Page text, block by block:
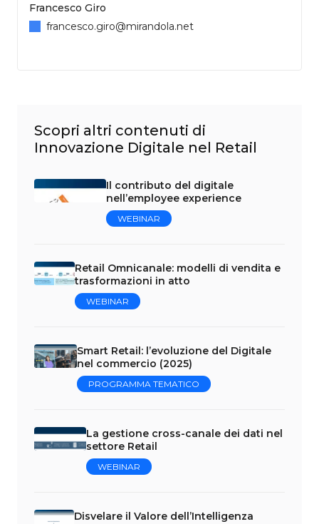
Francesco Giro
francesco.giro@mirandola.net
Scopri altri contenuti di
Innovazione Digitale nel Retail
Il contributo del digitale
nell’employee experience
WEBINAR
Retail Omnicanale: modelli di vendita e
trasformazioni in atto
WEBINAR
Smart Retail: l’evoluzione del Digitale
nel commercio (2025)
PROGRAMMA TEMATICO
La gestione cross-canale dei dati nel
settore Retail
WEBINAR
Disvelare il Valore dell’Intelligenza